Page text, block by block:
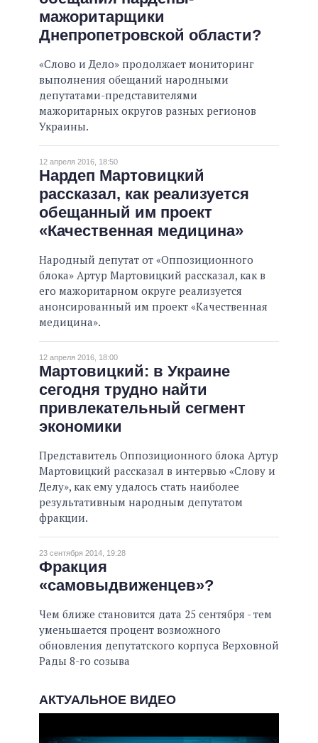
ВСЕ ОБЕЩАНИЯ
АРХИВНЫЕ ОБЕЩАНИЯ
мажоритарщики
Днепропетровской области?
«Слово и Дело» продолжает мониторинг
выполнения обещаний народными
депутатами-представителями
мажоритарных округов разных регионов
Украины.
12 апреля 2016, 18:50
Нардеп Мартовицкий
рассказал, как реализуется
обещанный им проект
«Качественная медицина»
Народный депутат от «Оппозиционного
блока» Артур Мартовицкий рассказал, как в
его мажоритарном округе реализуется
анонсированный им проект «Качественная
медицина».
12 апреля 2016, 18:00
Мартовицкий: в Украине
сегодня трудно найти
привлекательный сегмент
экономики
Представитель Оппозиционного блока Артур
Мартовицкий рассказал в интервью «Слову и
Делу», как ему удалось стать наиболее
результативным народным депутатом
фракции.
23 сентября 2014, 19:28
Фракция
«самовыдвиженцев»?
Чем ближе становится дата 25 сентября - тем
уменьшается процент возможного
обновления депутатского корпуса Верховной
Рады 8-го созыва
АКТУАЛЬНОЕ ВИДЕО